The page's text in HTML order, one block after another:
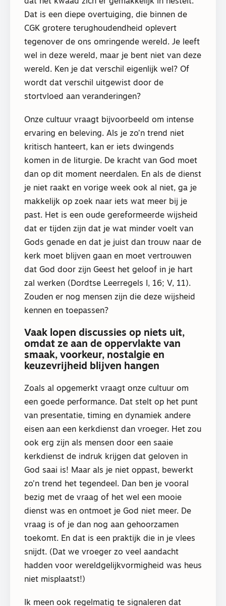
Dat is een diepe overtuiging, die binnen de
CGK grotere terughoudendheid oplevert
tegenover de ons omringende wereld. Je leeft
wel in deze wereld, maar je bent niet van deze
wereld. Ken je dat verschil eigenlijk wel? Of
wordt dat verschil uitgewist door de
stortvloed aan veranderingen?
Onze cultuur vraagt bijvoorbeeld om intense
ervaring en beleving. Als je zo’n trend niet
kritisch hanteert, kan er iets dwingends
komen in de liturgie. De kracht van God moet
dan op dit moment neerdalen. En als de dienst
je niet raakt en vorige week ook al niet, ga je
makkelijk op zoek naar iets wat meer bij je
past. Het is een oude gereformeerde wijsheid
dat er tijden zijn dat je wat minder voelt van
Gods genade en dat je juist dan trouw naar de
kerk moet blijven gaan en moet vertrouwen
dat God door zijn Geest het geloof in je hart
zal werken (Dordtse Leerregels I, 16; V, 11).
Zouden er nog mensen zijn die deze wijsheid
kennen en toepassen?
Vaak lopen discussies op niets uit,
omdat ze aan de oppervlakte van
smaak, voorkeur, nostalgie en
keuzevrijheid blijven hangen
Zoals al opgemerkt vraagt onze cultuur om
een goede performance. Dat stelt op het punt
van presentatie, timing en dynamiek andere
eisen aan een kerkdienst dan vroeger. Het zou
ook erg zijn als mensen door een saaie
kerkdienst de indruk krijgen dat geloven in
God saai is! Maar als je niet oppast, bewerkt
zo’n trend het tegendeel. Dan ben je vooral
bezig met de vraag of het wel een mooie
dienst was en ontmoet je God niet meer. De
vraag is of je dan nog aan gehoorzamen
toekomt. En dat is een praktijk die in je vlees
snijdt. (Dat we vroeger zo veel aandacht
hadden voor wereldgelijkvormigheid was heus
niet misplaatst!)
Ik meen ook regelmatig te signaleren dat